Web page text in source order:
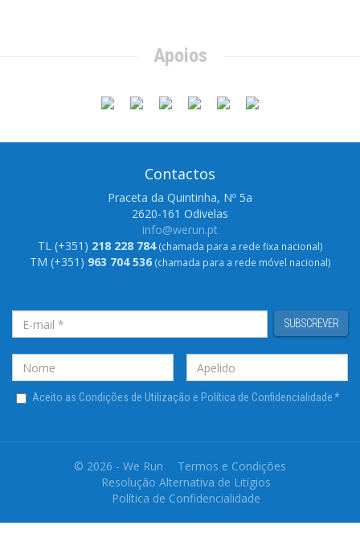
Apoios
Contactos
Praceta da Quintinha, Nº 5a
2620-161 Odivelas
info@werun.pt
TL (+351) 218 228 784(chamada para a rede fixa nacional)
TM (+351) 963 704 536(chamada para a rede móvel nacional)
SUBSCREVER
Aceito as Condições de Utilização e Política de Confidencialidade*
© 2026 - We Run
Termos e Condições
Resolução Alternativa de Litígios
Política de Confidencialidade